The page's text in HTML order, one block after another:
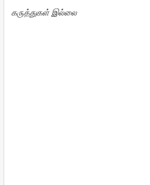
கருத்துகள் இல்லை